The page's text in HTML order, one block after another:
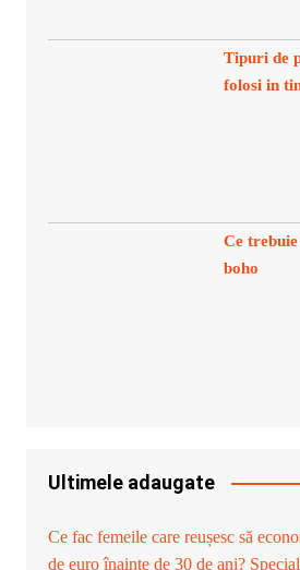
Tipuri de
folosi in
Ce
boho
Ultimele adaugate
Ce fac femeile care reușesc să
de euro înainte de 30 de ani?